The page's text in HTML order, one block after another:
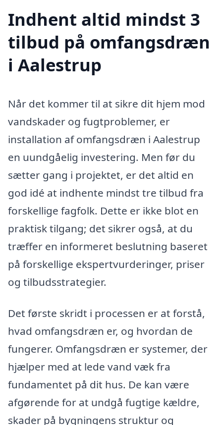
Indhent altid mindst 3
tilbud på omfangsdræn
i Aalestrup
Når det kommer til at sikre dit hjem mod
vandskader og fugtproblemer, er
installation af omfangsdræn i Aalestrup
en uundgåelig investering. Men før du
sætter gang i projektet, er det altid en
god idé at indhente mindst tre tilbud fra
forskellige fagfolk. Dette er ikke blot en
praktisk tilgang; det sikrer også, at du
træffer en informeret beslutning baseret
på forskellige ekspertvurderinger, priser
og tilbudsstrategier.
Det første skridt i processen er at forstå,
hvad omfangsdræn er, og hvordan de
fungerer. Omfangsdræn er systemer, der
hjælper med at lede vand væk fra
fundamentet på dit hus. De kan være
afgørende for at undgå fugtige kældre,
skader på bygningens struktur og